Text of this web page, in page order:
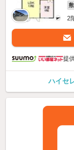
敷
2
提
ハイセ